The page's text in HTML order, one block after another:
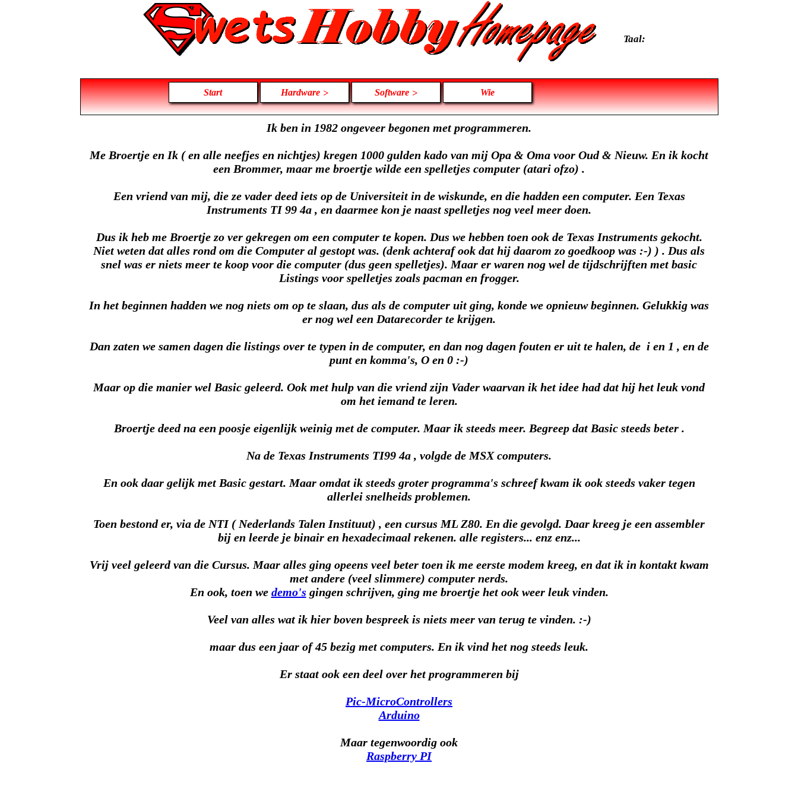
Taal:
Start Hardware Software Wie
Ik ben in 1982 ongeveer begonen met programmeren.
Me Broertje en Ik ( en alle neefjes en nichtjes) kregen 1000 gulden kado van mij Opa & Oma voor Oud & Nieuw. En ik kocht
een Brommer, maar me broertje wilde een spelletjes computer (atari ofzo) .
Een vriend van mij, die ze vader deed iets op de Universiteit in de wiskunde, en die hadden een computer. Een Texas
Instruments TI 99 4a , en daarmee kon je naast spelletjes nog veel meer doen.
Dus ik heb me Broertje zo ver gekregen om een computer te kopen. Dus we hebben toen ook de Texas Instruments gekocht.
Niet weten dat alles rond om die Computer al gestopt was. (denk achteraf ook dat hij daarom zo goedkoop was :-) ) . Dus als
snel was er niets meer te koop voor die computer (dus geen spelletjes). Maar er waren nog wel de tijdschrijften met basic
Listings voor spelletjes zoals pacman en frogger.
In het beginnen hadden we nog niets om op te slaan, dus als de computer uit ging, konde we opnieuw beginnen. Gelukkig was
er nog wel een Datarecorder te krijgen.
Dan zaten we samen dagen die listings over te typen in de computer, en dan nog dagen fouten er uit te halen, de i en 1 , en de
punt en komma's, O en 0 :-)
Maar op die manier wel Basic geleerd. Ook met hulp van die vriend zijn Vader waarvan ik het idee had dat hij het leuk vond
om het iemand te leren.
Broertje deed na een poosje eigenlijk weinig met de computer. Maar ik steeds meer. Begreep dat Basic steeds beter .
Na de Texas Instruments TI99 4a , volgde de MSX computers.
En ook daar gelijk met Basic gestart. Maar omdat ik steeds groter programma's schreef kwam ik ook steeds vaker tegen
allerlei snelheids problemen.
Toen bestond er, via de NTI ( Nederlands Talen Instituut) , een cursus ML Z80. En die gevolgd. Daar kreeg je een assembler
bij en leerde je binair en hexadecimaal rekenen. alle registers... enz enz...
Vrij veel geleerd van die Cursus. Maar alles ging opeens veel beter toen ik me eerste modem kreeg, en dat ik in kontakt kwam
met andere (veel slimmere) computer nerds.
En ook, toen we demo's gingen schrijven, ging me broertje het ook weer leuk vinden.
Veel van alles wat ik hier boven bespreek is niets meer van terug te vinden. :-)
maar dus een jaar of 45 bezig met computers. En ik vind het nog steeds leuk.
Er staat ook een deel over het programmeren bij
Pic-MicroControllers
Arduino
Maar tegenwoordig ook
Raspberry PI